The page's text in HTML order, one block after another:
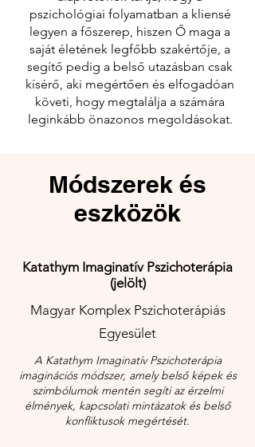
pszichológiai folyamatban a kliensé
legyen a főszerep, hiszen Ő maga a
saját életének legfőbb szakértője, a
segítő pedig a belső utazásban csak
kísérő, aki megértően és elfogadóan
követi, hogy megtalálja a számára
leginkább önazonos megoldásokat.
Módszerek és
eszközök
Katathym Imaginatív Pszichoterápia
(jelölt)
Magyar Komplex Pszichoterápiás
Egyesület
A Katathym Imaginatív Pszichoterápia
imaginációs módszer, amely belső képek és
szimbólumok mentén segíti az érzelmi
élmények, kapcsolati mintázatok és belső
konfliktusok megértését.